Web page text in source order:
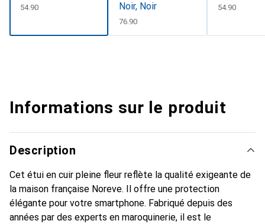
CHF
54.90
Noir, Noir
CHF
76.90
CHF
54.90
Informations sur le produit
Description
Cet étui en cuir pleine fleur reflète la qualité exigeante de
la maison française Noreve. Il offre une protection
élégante pour votre smartphone. Fabriqué depuis des
années par des experts en maroquinerie, il est le